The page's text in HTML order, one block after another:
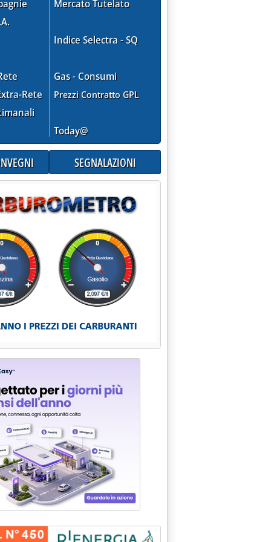
Rete
Mercato Tutelato
Indice Selectra - SQ
Gas - Consumi
Prezzi Contratto GPL
Today@
SEGNALAZIONI